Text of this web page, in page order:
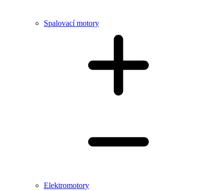
Spalovací motory
Elektromotory